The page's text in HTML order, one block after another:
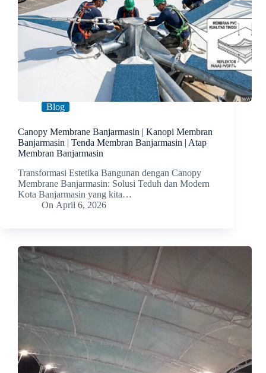
Blog
Canopy Membrane Banjarmasin | Kanopi Membran
Banjarmasin | Tenda Membran Banjarmasin | Atap
Membran Banjarmasin
Transformasi Estetika Bangunan dengan Canopy
Membrane Banjarmasin: Solusi Teduh dan Modern
Kota Banjarmasin yang kita…
On April 6, 2026